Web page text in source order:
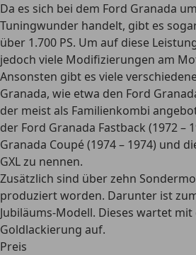
Da es sich bei dem Ford Granada um
Tuningwunder handelt, gibt es
über 1.700 PS. Um auf diese
jedoch viele Modifizierungen am
Ansonsten gibt es viele
Granada, wie etwa den Ford
der meist als Familienkombi
der Ford Granada Fastback (1972 –
Granada Coupé (1974 – 1974) und
GXL zu nennen.
Zusätzlich sind über zehn
produziert worden. Darunter ist
Jubiläums-Modell. Dieses wartet
Goldlackierung auf.
Preis